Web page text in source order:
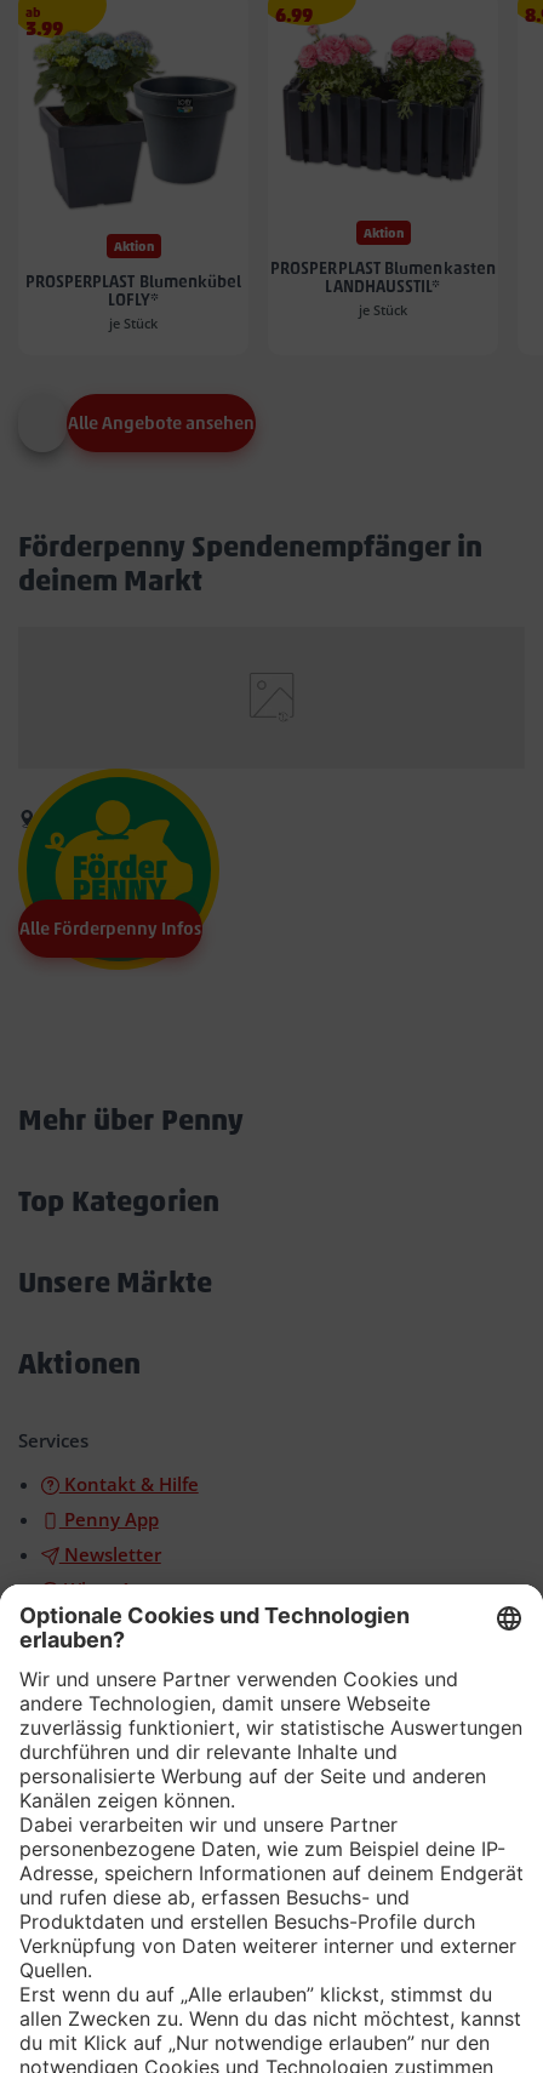
ab
Angebotspreis
3.99
€
3.99
Aktion
PROSPERPLAST Blumenkübel
LOFLY*
je Stück
Angebotspreis
6.99
6.99
Aktion
PROSPERPLAST Blumenkasten
LANDHAUSSTIL*
je Stück
Alle Angebote ansehen
Förderpenny Spendenempfänger in
deinem Markt
Alle Förderpenny Infos
Mehr über Penny
Top Kategorien
Unsere Märkte
Aktionen
Services
Kontakt & Hilfe
Penny App
Newsletter
WhatsApp
App
Eishockey